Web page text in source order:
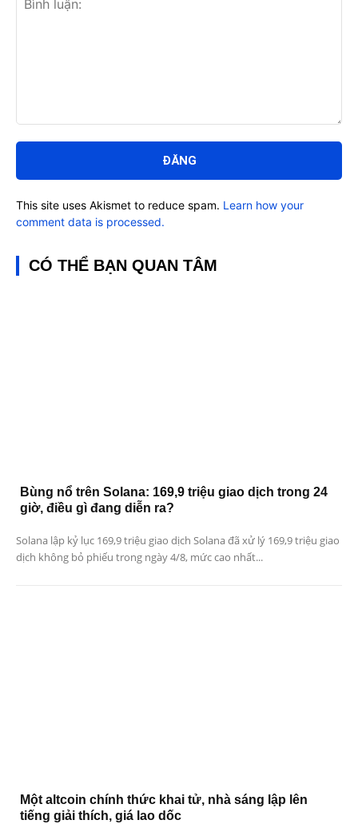
luận:
This site uses Akismet to reduce spam. Learn how your
comment data is processed.
CÓ THỂ BẠN QUAN TÂM
Bùng nổ trên Solana: 169,9 triệu giao dịch trong 24
giờ, điều gì đang diễn ra?
Solana lập kỷ lục 169,9 triệu giao dịch Solana đã xử lý 169,9 triệu giao
dịch không bỏ phiếu trong ngày 4/8, mức cao nhất...
Một altcoin chính thức khai tử, nhà sáng lập lên
tiếng giải thích, giá lao dốc